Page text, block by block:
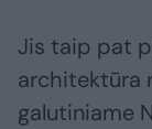
Jis taip pat
architektūra
galutiniame